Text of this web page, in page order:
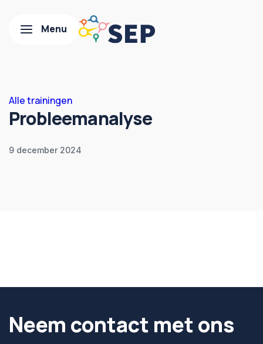
Alle trainingen
Probleemanalyse
9 december 2024
Neem contact met ons